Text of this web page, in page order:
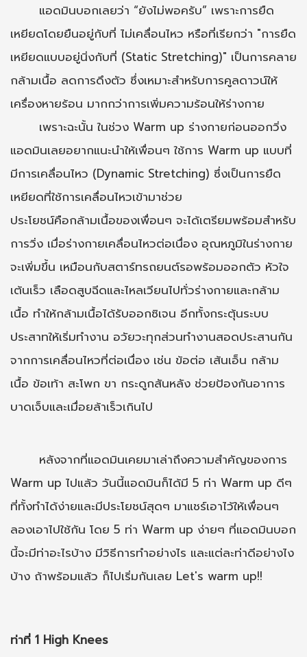
แอดมินบอกเลยว่า “ยังไม่พอครับ” เพราะการยืด
เหยียดโดยยืนอยู่กับที่ ไม่เคลื่อนไหว หรือที่เรียกว่า "การยืด
เหยียดแบบอยู่นิ่งกับที่ (Static Stretching)" เป็นการคลาย
กล้ามเนื้อ ลดการดึงตัว ซึ่งเหมาะสำหรับการคูลดาวน์ให้
เครื่องหายร้อน มากกว่าการเพิ่มความร้อนให้ร่างกาย
เพราะฉะนั้น ในช่วง Warm up ร่างกายก่อนออกวิ่ง
แอดมินเลยอยากแนะนำให้เพื่อนๆ ใช้การ Warm up แบบที่
มีการเคลื่อนไหว (Dynamic Stretching) ซึ่งเป็นการยืด
เหยียดที่ใช้การเคลื่อนไหวเข้ามาช่วย
ประโยชน์คือกล้ามเนื้อของเพื่อนๆ จะได้เตรียมพร้อมสำหรับ
การวิ่ง เมื่อร่างกายเคลื่อนไหวต่อเนื่อง อุณหภูมิในร่างกาย
จะเพิ่มขึ้น เหมือนกับสตาร์ทรถยนต์รอพร้อมออกตัว หัวใจ
เต้นเร็ว เลือดสูบฉีดและไหลเวียนไปทั่วร่างกายและกล้าม
เนื้อ ทำให้กล้ามเนื้อได้รับออกซิเจน อีกทั้งกระตุ้นระบบ
ประสาทให้เริ่มทำงาน อวัยวะทุกส่วนทำงานสอดประสานกัน
จากการเคลื่อนไหวที่ต่อเนื่อง เช่น ข้อต่อ เส้นเอ็น กล้าม
เนื้อ ข้อเท้า สะโพก ขา กระดูกสันหลัง ช่วยป้องกันอาการ
บาดเจ็บและเมื่อยล้าเร็วเกินไป
หลังจากที่แอดมินเคยมาเล่าถึงความสำคัญของการ
Warm up ไปแล้ว วันนี้แอดมินก็ได้มี 5 ท่า Warm up ดีๆ
ที่ทั้งทำได้ง่ายและมีประโยชน์สุดๆ มาแชร์เอาไว้ให้เพื่อนๆ
ลองเอาไปใช้กัน โดย 5 ท่า Warm up ง่ายๆ ที่แอดมินบอก
นี้จะมีท่าอะไรบ้าง มีวิธีการทำอย่างไร และแต่ละท่าดีอย่างไง
บ้าง ถ้าพร้อมแล้ว ก็ไปเริ่มกันเลย Let's warm up!!
ท่าที่ 1 High Knees